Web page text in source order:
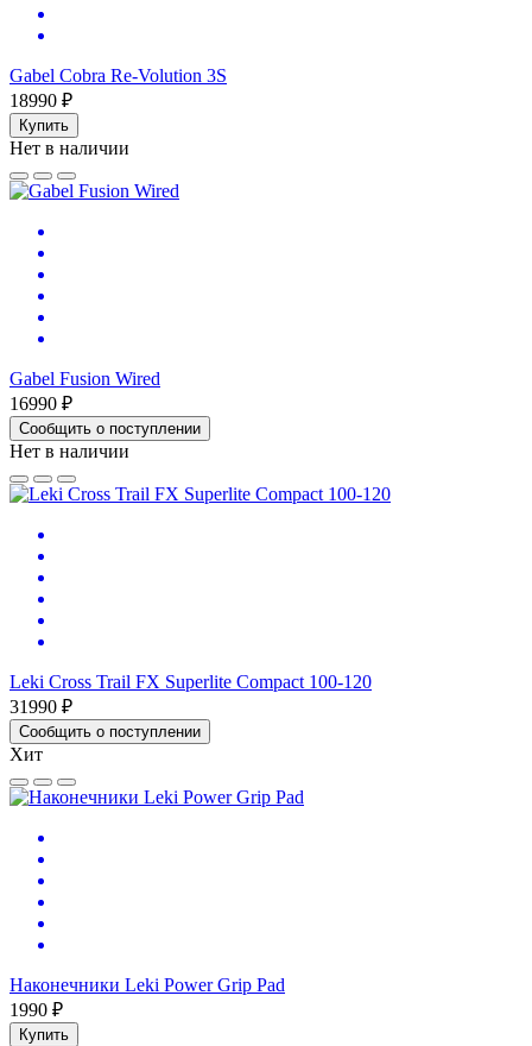
Gabel Cobra Re-Volution 3S
18990 ₽
Купить
Нет в наличии
Gabel Fusion Wired
16990 ₽
Сообщить о поступлении
Нет в наличии
Leki Cross Trail FX Superlite Compact 100-120
31990 ₽
Сообщить о поступлении
Хит
Наконечники Leki Power Grip Pad
1990 ₽
Купить